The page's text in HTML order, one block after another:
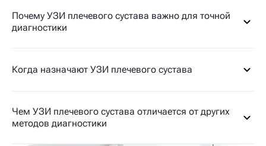
Почему УЗИ плечевого сустава важно для точной
диагностики
Когда назначают УЗИ плечевого сустава
Чем УЗИ плечевого сустава отличается от других
методов диагностики